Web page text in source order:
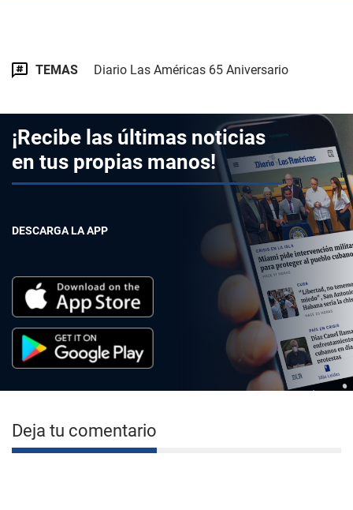
TEMAS Diario Las Américas 65 Aniversario
¡Recibe las últimas noticias
en tus propias manos!
DESCARGA LA APP
Deja tu comentario